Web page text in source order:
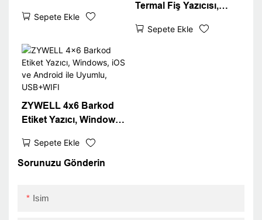
Sepete Ekle
Termal Fiş Yazıcısı,
noktası ile
Sepete Ekle
ZYWELL 4x6 Barkod
Etiket Yazıcı, Windows,
Uyumlu, USB+WIFI
Sepete Ekle
Sorunuzu Gönderin
Isim